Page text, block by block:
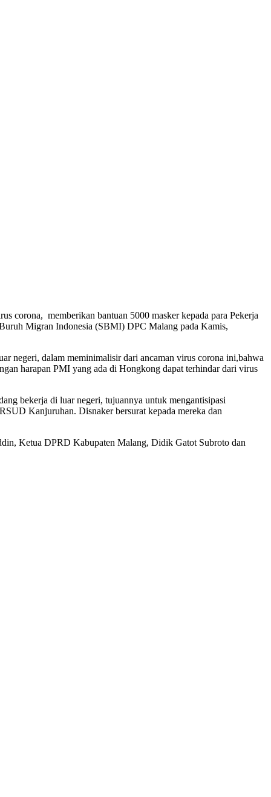
memberikan bantuan 5000 masker kepada para Pekerja
Migran Indonesia (SBMI) DPC Malang pada Kamis,
negeri, dalam meminimalisir dari ancaman virus corona ini,bahwa
harapan PMI yang ada di Hongkong dapat terhindar dari virus
bekerja di luar negeri, tujuannya untuk mengantisipasi
Kanjuruhan. Disnaker bersurat kepada mereka dan
Ketua DPRD Kabupaten Malang, Didik Gatot Subroto dan